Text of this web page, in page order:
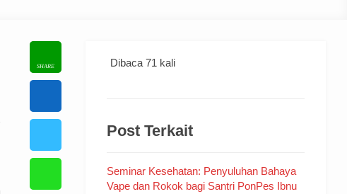
Dibaca 71 kali
Post Terkait
Seminar Kesehatan: Penyuluhan Bahaya
Vape dan Rokok bagi Santri PonPes Ibnu